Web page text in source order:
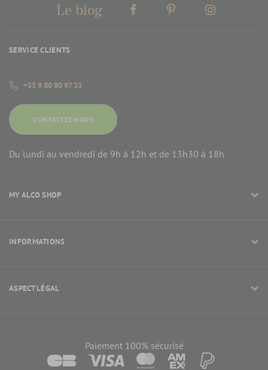
Le blog
SERVICE CLIENTS
+33 9 80 80 97 33
CONTACTEZ-NOUS
Du lundi au vendredi de 9h à 12h et de 13h30 à 18h
MY ALCO SHOP
INFORMATIONS
ASPECT LÉGAL
Paiement 100% sécurisé